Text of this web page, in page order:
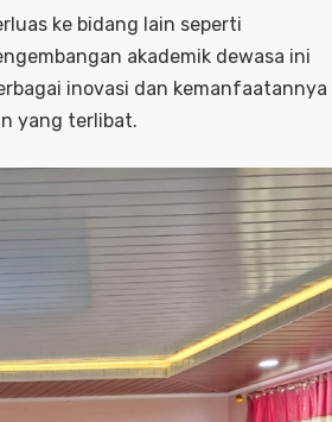
ke bidang lain seperti
akademik dewasa ini
inovasi dan kemanfaatannya
yang terlibat.